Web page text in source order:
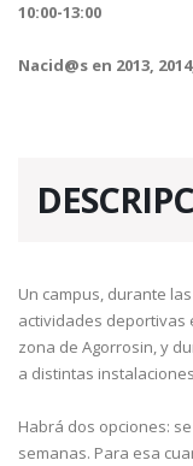
10:00-13:00
Nacid@s en 2013,
Un campus, durante
actividades deportivas
zona de Agorrosin, y
a distintas
Habrá dos opciones:
semanas. Para esa